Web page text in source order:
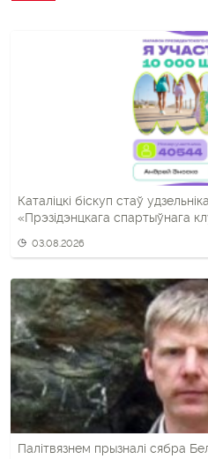
Каталіцкі біскуп стаў
«Прэзідэнцкага спартыўнага
03.08.2026
Палітвязнем прызналі сябра